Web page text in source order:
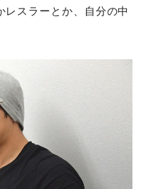
レスラーとか、自分の中